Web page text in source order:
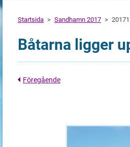
Startsida > Sandhamn 2017 >
Båtarna ligger
Föregående